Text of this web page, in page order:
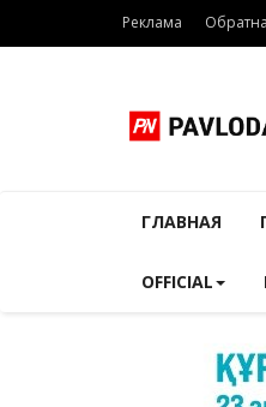
Реклама
ГЛАВНАЯ
OFFICIAL